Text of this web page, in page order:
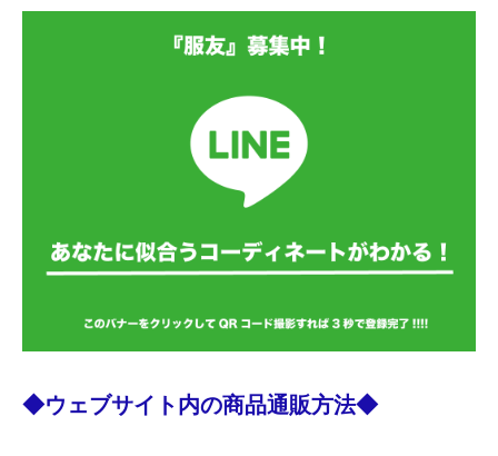
◆ウェブサイト内の商品通販方法◆